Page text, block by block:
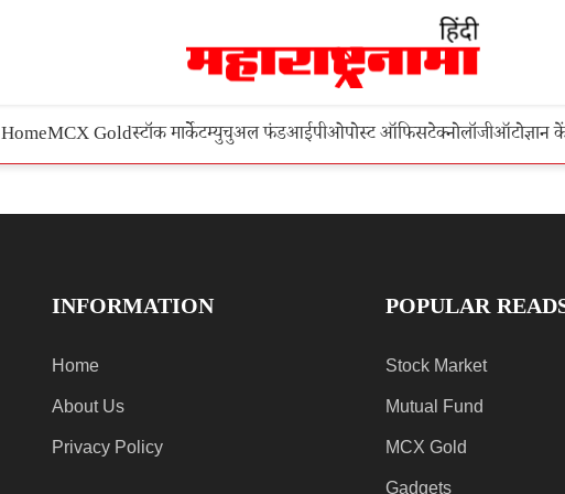
HomeMCX Goldस्टॉक मार्केटम्युचुअल फंडआईपीओपोस्ट ऑफिसटेक्नोलॉजीऑटोज्ञान
INFORMATION
Home
About Us
Privacy Policy
POPULAR
Stock Market
Mutual Fund
MCX Gold
Gadgets